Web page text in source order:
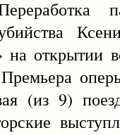
на открытии
(из 9)